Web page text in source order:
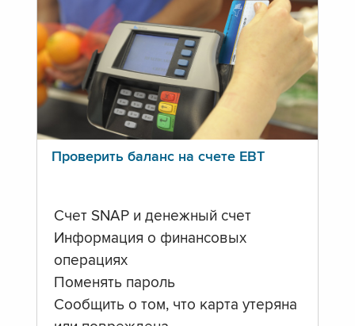
Проверить баланс на счете ЕВТ
Счет SNAP и денежный счет
Информация о финансовых
операциях
Поменять пароль
Сообщить о том, что карта утеряна